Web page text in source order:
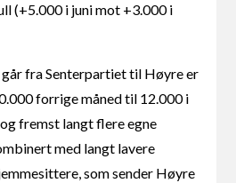
(+5.000 i juni mot +3.000 i
fra Senterpartiet til Høyre er
forrige måned til 12.000 i
fremst langt flere egne
med langt lavere
som sender Høyre